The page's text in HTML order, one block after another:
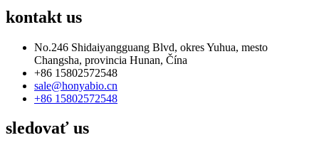
kontakt us
No.246 Shidaiyangguang Blvd, okres Yuhua, mesto
Changsha, provincia Hunan, Čína
+86 15802572548
sale@honyabio.cn
+86 15802572548
sledovať us